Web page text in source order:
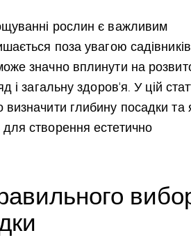
рослин є важливим
поза увагою
значно вплинути на
і загальну здоров’я. У цій
глибину посадки та
створення естетично